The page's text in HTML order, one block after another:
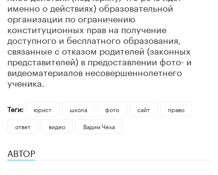
именно о действиях) образовательной
организации по ограничению
конституционных прав на получение
доступного и бесплатного образования,
связанные с отказом родителей (законных
представителей) в предоставлении фото- и
видеоматериалов несовершеннолетнего
ученика.
Теги: юрист школа фото сайт
право
ответ
видео Вадим Чеха
АВТОР